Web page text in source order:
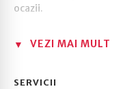
ocazii.
VEZI MAI MULT
SERVICII